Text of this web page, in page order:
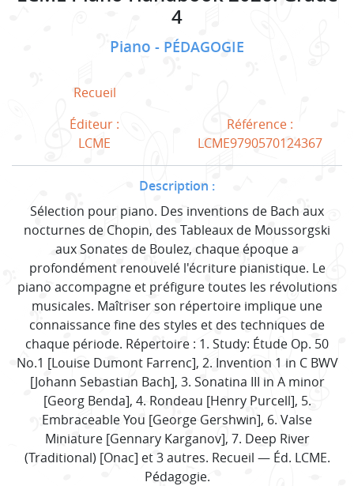
4
Piano PÉDAGOGIE
Recueil
Éditeur :
LCME
Référence :
LCME9790570124367
Description :
Sélection pour piano. Des inventions de Bach aux
nocturnes de Chopin, des Tableaux de Moussorgski
aux Sonates de Boulez, chaque époque a
profondément renouvelé l'écriture pianistique. Le
piano accompagne et préfigure toutes les révolutions
musicales. Maîtriser son répertoire implique une
connaissance fine des styles et des techniques de
chaque période. Répertoire : 1. Study: Étude Op. 50
No.1 [Louise Dumont Farrenc], 2. Invention 1 in C BWV
[Johann Sebastian Bach], 3. Sonatina III in A minor
[Georg Benda], 4. Rondeau [Henry Purcell], 5.
Embraceable You [George Gershwin], 6. Valse
Miniature [Gennary Karganov], 7. Deep River
(Traditional) [Onac] et 3 autres. Recueil — Éd. LCME.
Pédagogie.